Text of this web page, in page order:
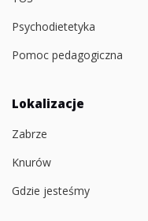
Psychodietetyka
Pomoc pedagogiczna
Lokalizacje
Zabrze
Knurów
Gdzie jesteśmy